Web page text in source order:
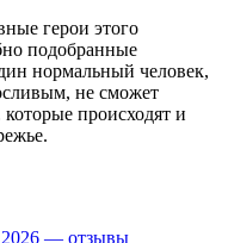
герои этого
подобранные
нормальный человек,
не сможет
происходят и
2026 — отзывы